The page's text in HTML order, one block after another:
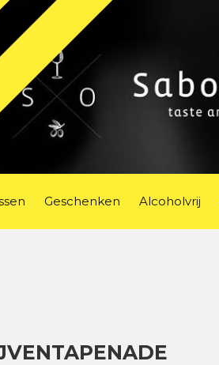
Geschenken Alcoholvrij